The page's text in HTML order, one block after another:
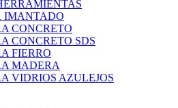
IMANTADO
CONCRETO
CONCRETO SDS
FIERRO
MADERA
VIDRIOS AZULEJOS